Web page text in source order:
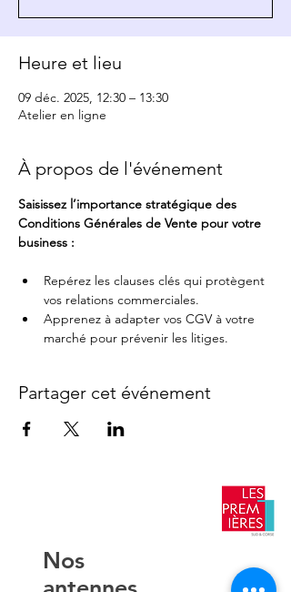
Heure et lieu
09 déc. 2025, 12:30 – 13:30
Atelier en ligne
À propos de l'événement
Saisissez l’importance stratégique des
Conditions Générales de Vente pour votre
business :
Repérez les clauses clés qui protègent
vos relations commerciales.
Apprenez à adapter vos CGV à votre
marché pour prévenir les litiges.
Partager cet événement
​Nos